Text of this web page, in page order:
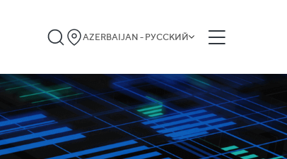
AZERBAIJAN - РУССКИЙ